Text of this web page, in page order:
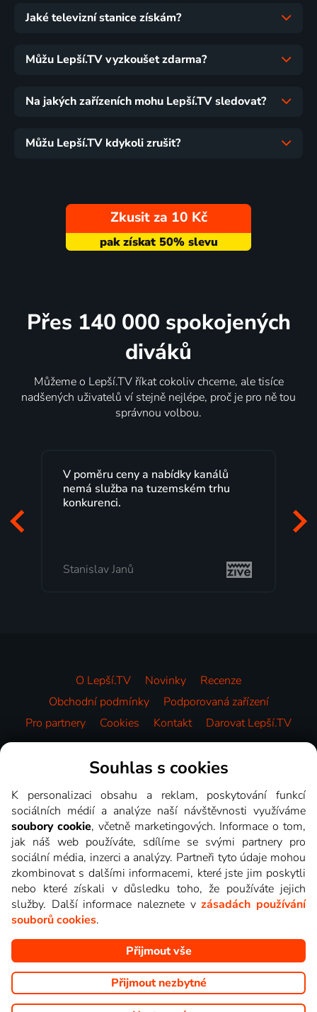
Jaké televizní stanice získám?
Můžu Lepší.TV vyzkoušet zdarma?
Na jakých zařízeních mohu Lepší.TV sledovat?
Můžu Lepší.TV kdykoli zrušit?
Zkusit za 10 Kč
Přes 140 000 spokojených
diváků
Můžeme o Lepší.TV říkat cokoliv chceme, ale tisíce
nadšených uživatelů ví stejně nejlépe, proč je pro ně tou
správnou volbou.
Lepší.TV sleduji už několik let s
maximální spokojeností. Velký výběr
programů a nemuset běžet k TV na
začátek programu, to je přesně to, co
Milada Tomešová
O Lepší.TV Novinky
Recenze
Obchodní podmínky
Podporovaná zařízení
Pro partnery
Cookies Kontakt Darovat Lepší.TV
Videotéka
Copyright © goNET s.r.o. Na tomto webu jsou zobrazovány
obrázky z pořadů TV stanic, které můžete sledovat v Lepší.TV.
Souhlas s cookies
K personalizaci obsahu a reklam, poskytování funkcí
sociálních médií a analýze naší návštěvnosti využíváme
soubory cookie, včetně marketingových. Informace o tom,
jak náš web používáte, sdílíme se svými partnery pro
sociální média, inzerci a analýzy. Partneři tyto údaje mohou
zkombinovat s dalšími informacemi, které jste jim poskytli
nebo které získali v důsledku toho, že používáte jejich
služby. Další informace naleznete vzásadách používání
souborů cookies.
Přijmout vše
Přijmout nezbytné